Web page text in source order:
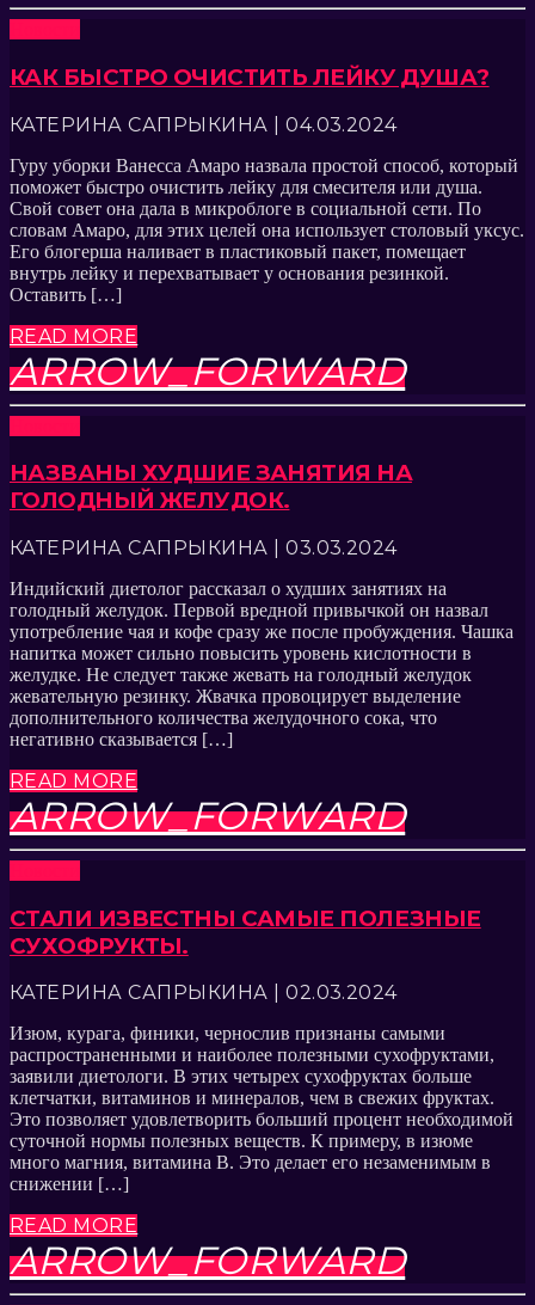
КАК БЫСТРО ОЧИСТИТЬ ЛЕЙКУ ДУША?
КАТЕРИНА САПРЫКИНА | 04.03.2024
Гуру уборки Ванесса Амаро назвала простой способ, который
поможет быстро очистить лейку для смесителя или душа.
Свой совет она дала в микроблоге в социальной сети. По
словам Амаро, для этих целей она использует столовый уксус.
Его блогерша наливает в пластиковый пакет, помещает
внутрь лейку и перехватывает у основания резинкой.
Оставить […]
READ MORE
ARROW_FORWARD
НАЗВАНЫ ХУДШИЕ ЗАНЯТИЯ НА
ГОЛОДНЫЙ ЖЕЛУДОК.
КАТЕРИНА САПРЫКИНА | 03.03.2024
Индийский диетолог рассказал о худших занятиях на
голодный желудок. Первой вредной привычкой он назвал
употребление чая и кофе сразу же после пробуждения. Чашка
напитка может сильно повысить уровень кислотности в
желудке. Не следует также жевать на голодный желудок
жевательную резинку. Жвачка провоцирует выделение
дополнительного количества желудочного сока, что
негативно сказывается […]
READ MORE
ARROW_FORWARD
СТАЛИ ИЗВЕСТНЫ САМЫЕ ПОЛЕЗНЫЕ
СУХОФРУКТЫ.
КАТЕРИНА САПРЫКИНА | 02.03.2024
Изюм, курага, финики, чернослив признаны самыми
распространенными и наиболее полезными сухофруктами,
заявили диетологи. В этих четырех сухофруктах больше
клетчатки, витаминов и минералов, чем в свежих фруктах.
Это позволяет удовлетворить больший процент необходимой
суточной нормы полезных веществ. К примеру, в изюме
много магния, витамина В. Это делает его незаменимым в
снижении […]
READ MORE
ARROW_FORWARD